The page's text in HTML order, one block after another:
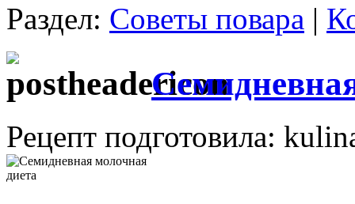
Раздел: Советы повара |
Рецепт подготовила: